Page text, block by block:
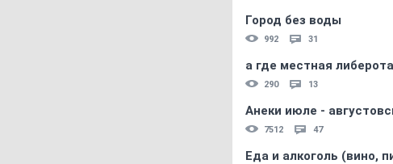
Город без воды
992 31
а где местная
290 13
Анеки июле -
7512 47
Еда и алкоголь (вино,